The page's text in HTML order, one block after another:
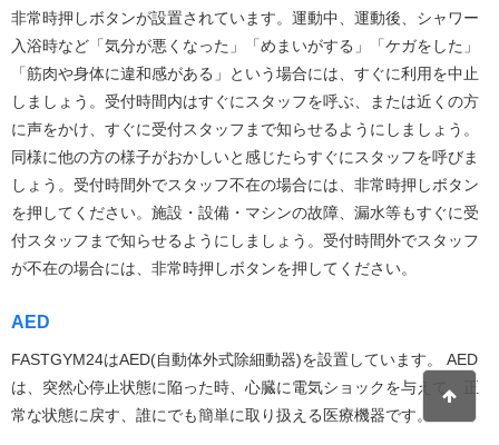
非常時押しボタンが設置されています。運動中、運動後、シャワー
入浴時など「気分が悪くなった」「めまいがする」「ケガをした」
「筋肉や身体に違和感がある」という場合には、すぐに利用を中止
しましょう。受付時間内はすぐにスタッフを呼ぶ、または近くの方
に声をかけ、すぐに受付スタッフまで知らせるようにしましょう。
同様に他の方の様子がおかしいと感じたらすぐにスタッフを呼びま
しょう。受付時間外でスタッフ不在の場合には、非常時押しボタン
を押してください。施設・設備・マシンの故障、漏水等もすぐに受
付スタッフまで知らせるようにしましょう。受付時間外でスタッフ
が不在の場合には、非常時押しボタンを押してください。
AED
FASTGYM24はAED(自動体外式除細動器)を設置しています。 AED
は、突然心停止状態に陥った時、心臓に電気ショックを与えて、正
常な状態に戻す、誰にでも簡単に取り扱える医療機器です。